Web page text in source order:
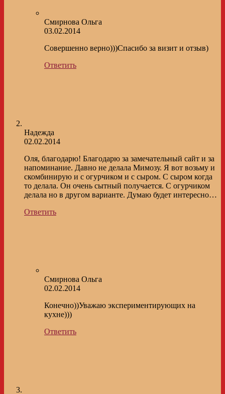
Смирнова Ольга
03.02.2014
Совершенно верно)))Спасибо за визит и отзыв)
Ответить
Надежда
02.02.2014
Оля, благодарю! Благодарю за замечательный сайт и за
напоминание. Давно не делала Мимозу. Я вот возьму и
скомбинирую и с огурчиком и с сыром. С сыром когда
то делала. Он очень сытный получается. С огурчиком
делала но в другом варианте. Думаю будет интересно…
Ответить
Смирнова Ольга
02.02.2014
Конечно))Уважаю экспериментирующих на
кухне)))
Ответить